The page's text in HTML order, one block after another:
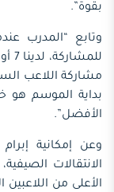
بقوة”.
مشاركة اللاعب
بداية الموسم هو
الأفضل”.
وعن إمكانية
الانتقالات
الأعلى من اللاعبين